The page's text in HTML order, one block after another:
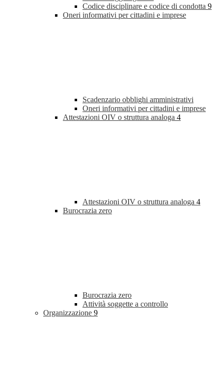
Codice disciplinare e codice di condotta 9
Oneri informativi per cittadini e imprese
Scadenzario obblighi amministrativi
Oneri informativi per cittadini e imprese
Attestazioni OIV o struttura analoga 4
Attestazioni OIV o struttura analoga 4
Burocrazia zero
Burocrazia zero
Attività soggette a controllo
Organizzazione 9